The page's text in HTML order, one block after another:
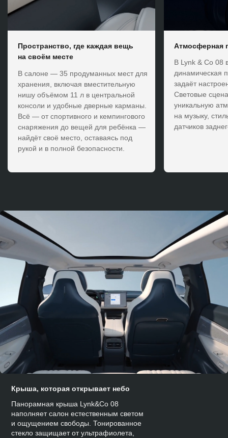
Пространство, где каждая вещь
на своём месте
В салоне — 35 продуманных мест для
хранения, включая вместительную
нишу объёмом 11 л в центральной
консоли и удобные дверные карманы.
Всё — от спортивного и кемпингового
снаряжения до вещей для ребёнка —
найдёт своё место, оставаясь под
рукой и в полной безопасности.
Атмосферная
В Lynk & Co 08
динамическая
задаёт
Световые
уникальную
на музыку,
датчиков
Крыша, которая открывает небо
Панорамная крыша Lynk&Co 08
наполняет салон естественным светом
и ощущением свободы. Тонированное
стекло защищает от ультрафиолета,